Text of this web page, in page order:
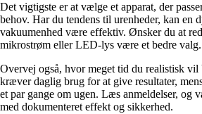
Det vigtigste er at vælge et apparat, der
behov. Har du tendens til urenheder, kan en
vakuumenhed være effektiv. Ønsker du at
mikrostrøm eller LED-lys være et bedre valg.
Overvej også, hvor meget tid du realistisk vil
kræver daglig brug for at give resultater,
et par gange om ugen. Læs anmeldelser, og
med dokumenteret effekt og sikkerhed.